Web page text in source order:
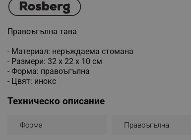
Правоъгълна тава
- Материал: неръждаема стомана
- Размери: 32 x 22 x 10 см
- Форма: правоъгълна
- Цвят: инокс
Техническо описание
Форма Правоъгълна